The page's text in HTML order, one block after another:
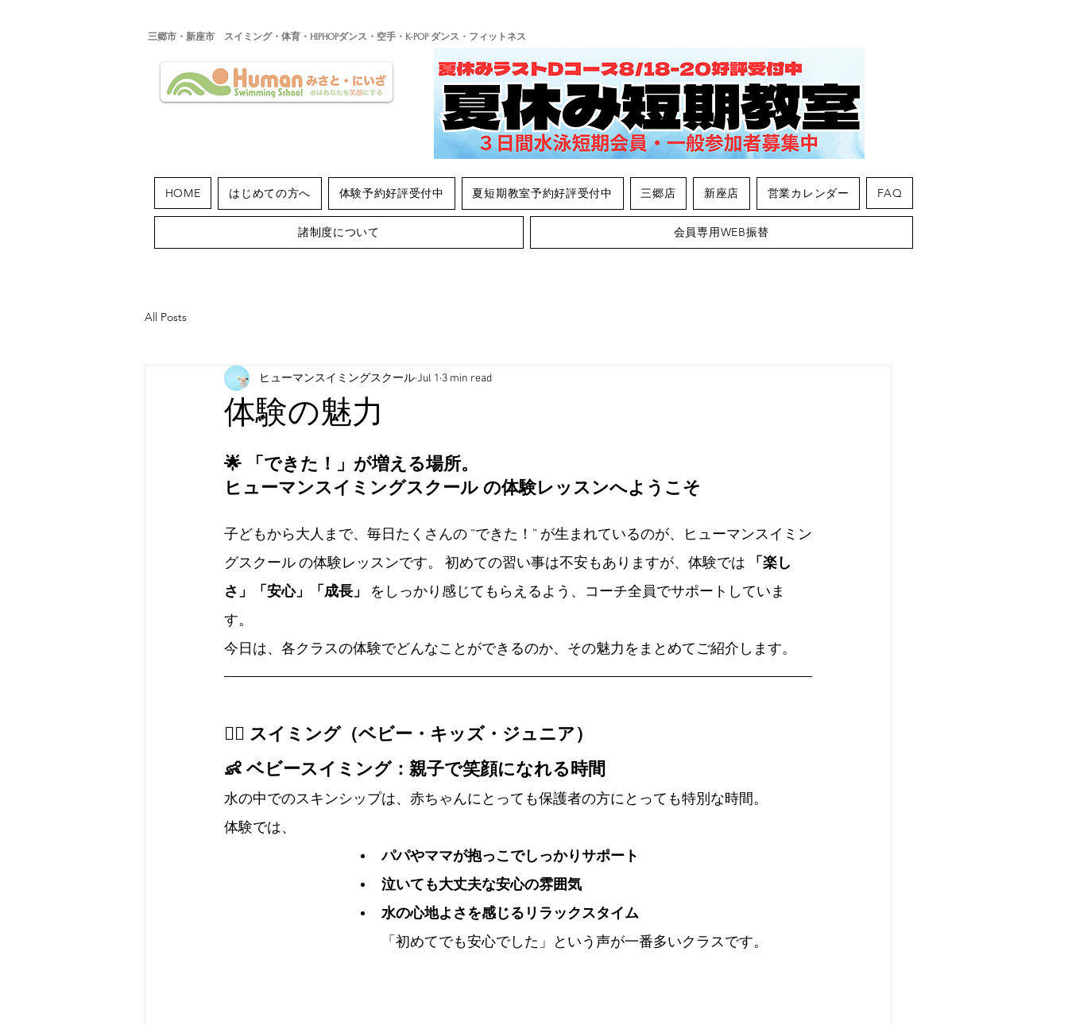
​三郷市・新座市 スイミング・体育・HIPHOPダンス・空手・K-POP ダンス・フィットネス
HOME はじめての方へ 体験予約好評受付中 夏短期教室予約好評受付中 三郷店 新座店 営業カレンダー FAQ
諸制度について 会員専用WEB振替
All Posts
体験の魅力
ヒューマンスイミングスクールJul 1 3 min read
🌟 「できた！」が増える場所。
ヒューマンスイミングスクール の体験レッスンへようこそ
子どもから大人まで、毎日たくさんの “できた！” が生まれているのが、ヒューマンスイミン
グスクール の体験レッスンです。 初めての習い事は不安もありますが、体験では
「楽し
さ」「安心」「成長」
をしっかり感じてもらえるよう、コーチ全員でサポートしていま
す。
今日は、各クラスの体験でどんなことができるのか、その魅力をまとめてご紹介します。
🏊‍♂️ スイミング（ベビー・キッズ・ジュニア）
👶 ベビースイミング：親子で笑顔になれる時間
水の中でのスキンシップは、赤ちゃんにとっても保護者の方にとっても特別な時間。
体験では、
パパやママが抱っこでしっかりサポート
泣いても大丈夫な安心の雰囲気
水の心地よさを感じるリラックスタイム
「初めてでも安心でした」という声が一番多いクラスです。